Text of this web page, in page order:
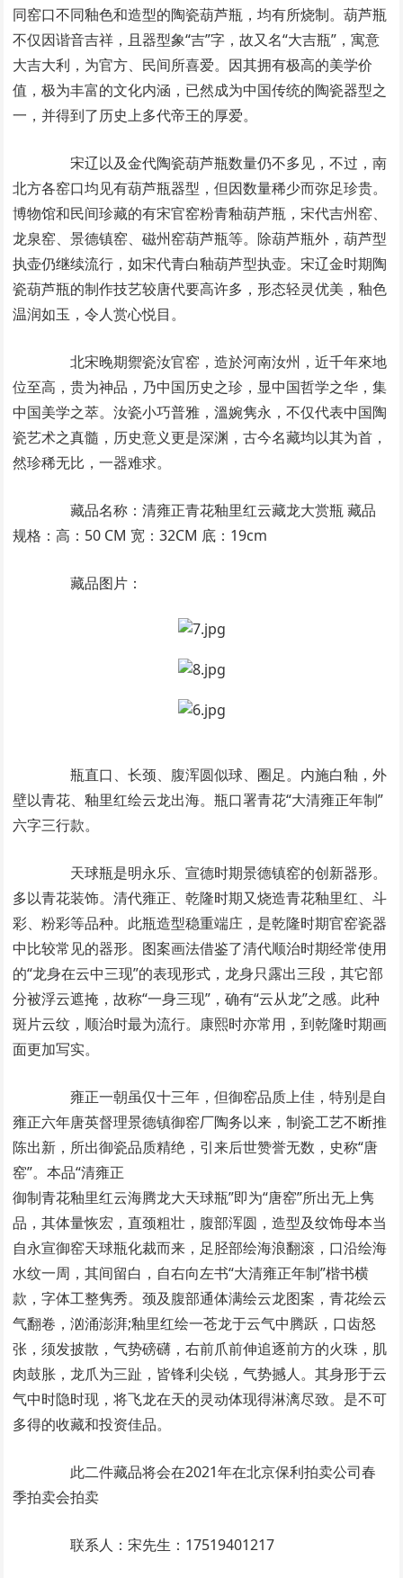
同窑口不同釉色和造型的陶瓷葫芦瓶，均有所烧制。葫芦瓶
不仅因谐音吉祥，且器型象“吉”字，故又名“大吉瓶”，寓意
大吉大利，为官方、民间所喜爱。因其拥有极高的美学价
值，极为丰富的文化内涵，已然成为中国传统的陶瓷器型之
一，并得到了历史上多代帝王的厚爱。
宋辽以及金代陶瓷葫芦瓶数量仍不多见，不过，南
北方各窑口均见有葫芦瓶器型，但因数量稀少而弥足珍贵。
博物馆和民间珍藏的有宋官窑粉青釉葫芦瓶，宋代吉州窑、
龙泉窑、景德镇窑、磁州窑葫芦瓶等。除葫芦瓶外，葫芦型
执壶仍继续流行，如宋代青白釉葫芦型执壶。宋辽金时期陶
瓷葫芦瓶的制作技艺较唐代要高许多，形态轻灵优美，釉色
温润如玉，令人赏心悦目。
北宋晚期禦瓷汝官窑，造於河南汝州，近千年來地
位至高，贵为神品，乃中国历史之珍，显中国哲学之华，集
中国美学之萃。汝瓷小巧普雅，溫婉隽永，不仅代表中国陶
瓷艺术之真髓，历史意义更是深渊，古今名藏均以其为首，
然珍稀无比，一器难求。
藏品名称：清雍正青花釉里红云藏龙大赏瓶 藏品
规格：高：50 CM 宽：32CM 底：19cm
藏品图片：
瓶直口、长颈、腹浑圆似球、圈足。内施白釉，外
壁以青花、釉里红绘云龙出海。瓶口署青花“大清雍正年制”
六字三行款。
天球瓶是明永乐、宣德时期景德镇窑的创新器形。
多以青花装饰。清代雍正、乾隆时期又烧造青花釉里红、斗
彩、粉彩等品种。此瓶造型稳重端庄，是乾隆时期官窑瓷器
中比较常见的器形。图案画法借鉴了清代顺治时期经常使用
的“龙身在云中三现”的表现形式，龙身只露出三段，其它部
分被浮云遮掩，故称“一身三现”，确有“云从龙”之感。此种
斑片云纹，顺治时最为流行。康熙时亦常用，到乾隆时期画
面更加写实。
雍正一朝虽仅十三年，但御窑品质上佳，特别是自
雍正六年唐英督理景德镇御窑厂陶务以来，制瓷工艺不断推
陈出新，所出御瓷品质精绝，引来后世赞誉无数，史称“唐
窑”。本品“清雍正
御制青花釉里红云海腾龙大天球瓶”即为“唐窑”所出无上隽
品，其体量恢宏，直颈粗壮，腹部浑圆，造型及纹饰母本当
自永宣御窑天球瓶化裁而来，足胫部绘海浪翻滚，口沿绘海
水纹一周，其间留白，自右向左书“大清雍正年制”楷书横
款，字体工整隽秀。颈及腹部通体满绘云龙图案，青花绘云
气翻卷，汹涌澎湃;釉里红绘一苍龙于云气中腾跃，口齿怒
张，须发披散，气势磅礴，右前爪前伸追逐前方的火珠，肌
肉鼓胀，龙爪为三趾，皆锋利尖锐，气势撼人。其身形于云
气中时隐时现，将飞龙在天的灵动体现得淋漓尽致。是不可
多得的收藏和投资佳品。
此二件藏品将会在2021年在北京保利拍卖公司春
季拍卖会拍卖
联系人：宋先生：17519401217